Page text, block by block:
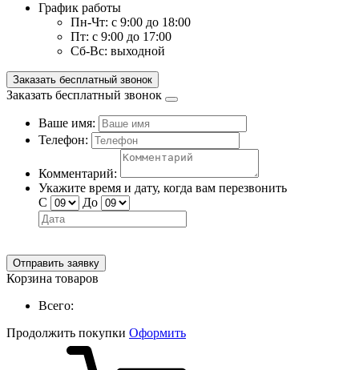
График работы
Пн-Чт: с 9:00 до 18:00
Пт: с 9:00 до 17:00
Сб-Вс: выходной
Заказать бесплатный звонок
Заказать бесплатный звонок
Ваше имя:
Телефон:
Комментарий:
Укажите время и дату, когда вам перезвонить
С
До
Отправить заявку
Корзина товаров
Всего:
Продолжить покупки Оформить